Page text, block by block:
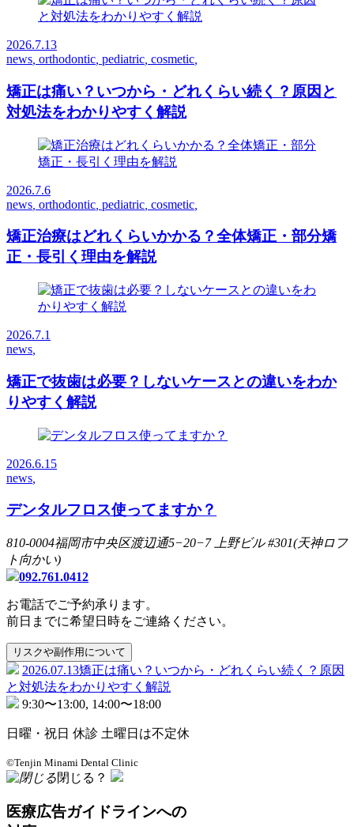
2026.7.13
news orthodontic pediatric cosmetic
矯正は痛い？いつから・どれくらい続く？原因と
対処法をわかりやすく解説
2026.7.6
news orthodontic pediatric cosmetic
矯正治療はどれくらいかかる？全体矯正・部分矯
正・長引く理由を解説
2026.7.1
news
矯正で抜歯は必要？しないケースとの違いをわか
りやすく解説
2026.6.15
news
デンタルフロス使ってますか？
810-0004福岡市中央区渡辺通5−20−7上野ビル#301(天神ロフ
ト向かい)
092.761.0412
お電話でご予約承ります。
前日までに希望日時をご連絡ください。
リスクや副作用について
2026.07.13矯正は痛い？いつから・どれくらい続く？原因
と対処法をわかりやすく解説
9:30〜13:00, 14:00〜18:00
日曜・祝日 休診 土曜日は不定休
©Tenjin Minami Dental Clinic
閉じる？
医療広告ガイドラインへの